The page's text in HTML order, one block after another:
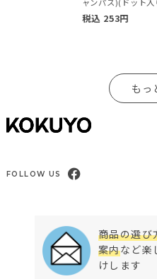
税込 253円
もっ
FOLLOW US
商品の選び
案内など楽
けします